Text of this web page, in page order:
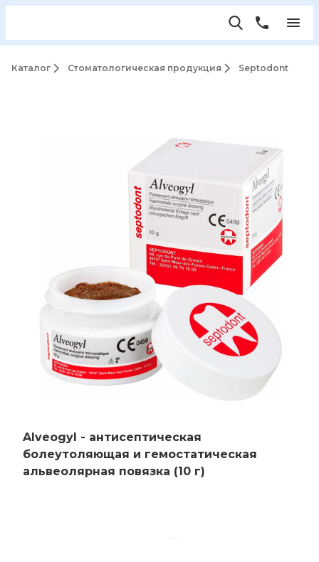
Каталог Стоматологическая продукция Septodont
Alveogyl - антисептическая
болеутоляющая и гемостатическая
альвеолярная повязка (10 г)